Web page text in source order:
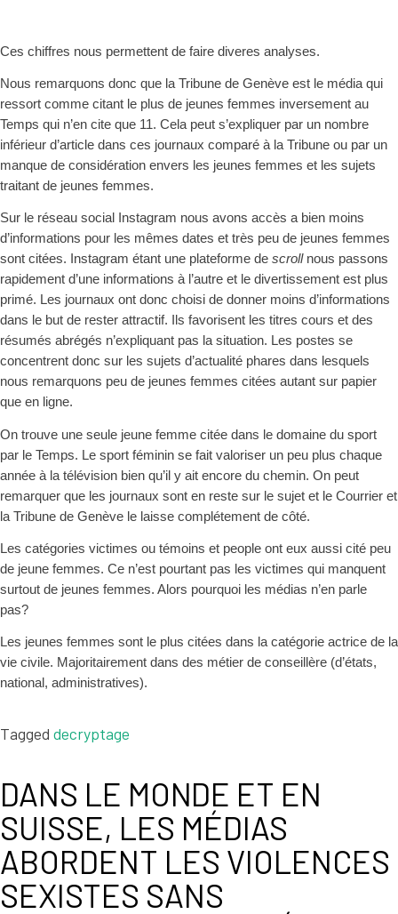
Ces chiffres nous permettent de faire diveres analyses.
Nous remarquons donc que la Tribune de Genève est le média qui
ressort comme citant le plus de jeunes femmes inversement au
Temps qui n’en cite que 11. Cela peut s’expliquer par un nombre
inférieur d’article dans ces journaux comparé à la Tribune ou par un
manque de considération envers les jeunes femmes et les sujets
traitant de jeunes femmes.
Sur le réseau social Instagram nous avons accès a bien moins
d’informations pour les mêmes dates et très peu de jeunes femmes
sont citées. Instagram étant une plateforme de scrollnous passons
rapidement d’une informations à l’autre et le divertissement est plus
primé. Les journaux ont donc choisi de donner moins d’informations
dans l e but de rester attractif. Ils favorisent les titres cours et des
résumés abrégés n’expliquant pas la situation. Les postes se
concentrent donc sur les sujets d’actualité phares dans lesquels
nous remarquons peu de jeunes femmes citées autant sur papier
que en ligne.
On trouve une seule jeune femme citée dans le domaine du sport
par le Temps. Le sport féminin se fait valoriser un peu plus chaque
année à la télévision bien qu’il y ait encore du chemin. On peut
remarquer que les journaux sont en reste sur le sujet et le Courrier et
la Tribune de Genève le laisse complétement de côté.
Les catégories victimes ou témoins et people ont eux aussi cité peu
de jeune femmes. Ce n’est pourtant pas les victimes qui manquent
surtout de jeunes femmes. Alors pourquoi les médias n’en parle
pas?
Les jeunes femmes sont le plus citées dans la catégorie actrice de la
vie civile. Majoritairement dans des métier de conseillère (d’états,
national, administratives).
Tagged decryptage
DANS LE MONDE ET EN
SUISSE, LES MÉDIAS
ABORDENT LES VIOLENCES
SEXISTES SANS